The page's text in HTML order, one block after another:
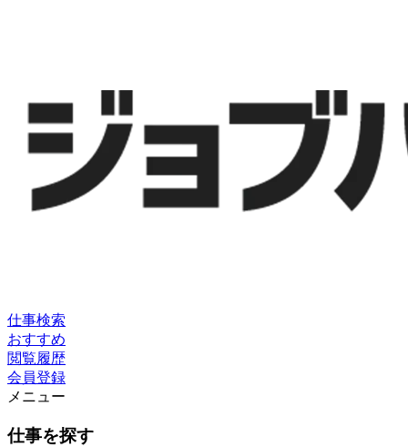
仕事検索
おすすめ
閲覧履歴
会員登録
メニュー
仕事を探す